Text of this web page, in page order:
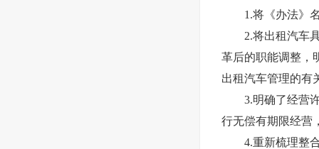
1.将《办法》名
2.将出租汽车具
革后的职能调整，
出租汽车管理的有
3.明确了经营许
行无偿有期限经营
4.重新梳理整合